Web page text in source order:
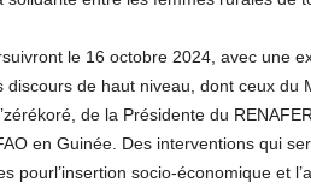
le 16 octobre 2024, avec une
de haut niveau, dont ceux du
de la Présidente du RENAFE
en Guinée. Des interventions qui
pourl’insertion socio-économique et